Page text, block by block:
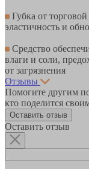
Губка от
эластичность и
Средство
влаги и соли,
от загрязнения
Отзывы
Помогите другим
кто поделится
Оставить отзыв
Оставить отзыв